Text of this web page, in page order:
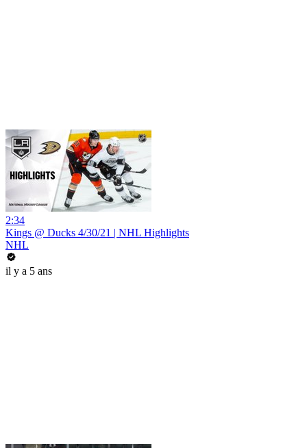
2:34
Kings @ Ducks 4/30/21 | NHL Highlights
NHL
il y a 5 ans